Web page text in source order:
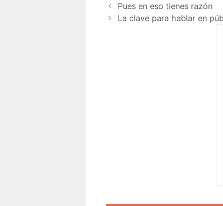
Pues en eso tienes razón
La clave para hablar en